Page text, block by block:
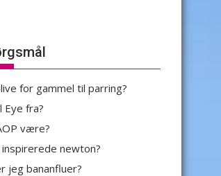
for gammel til parring?
Eye fra?
være?
newton?
jeg bananfluer?